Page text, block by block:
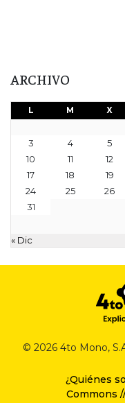
ARCHIVO
L M X
3
4 5
10
11 12
17
18 19
24
25 26
31
« Dic
© 2026 4to Mono,
¿Quiénes
Commons